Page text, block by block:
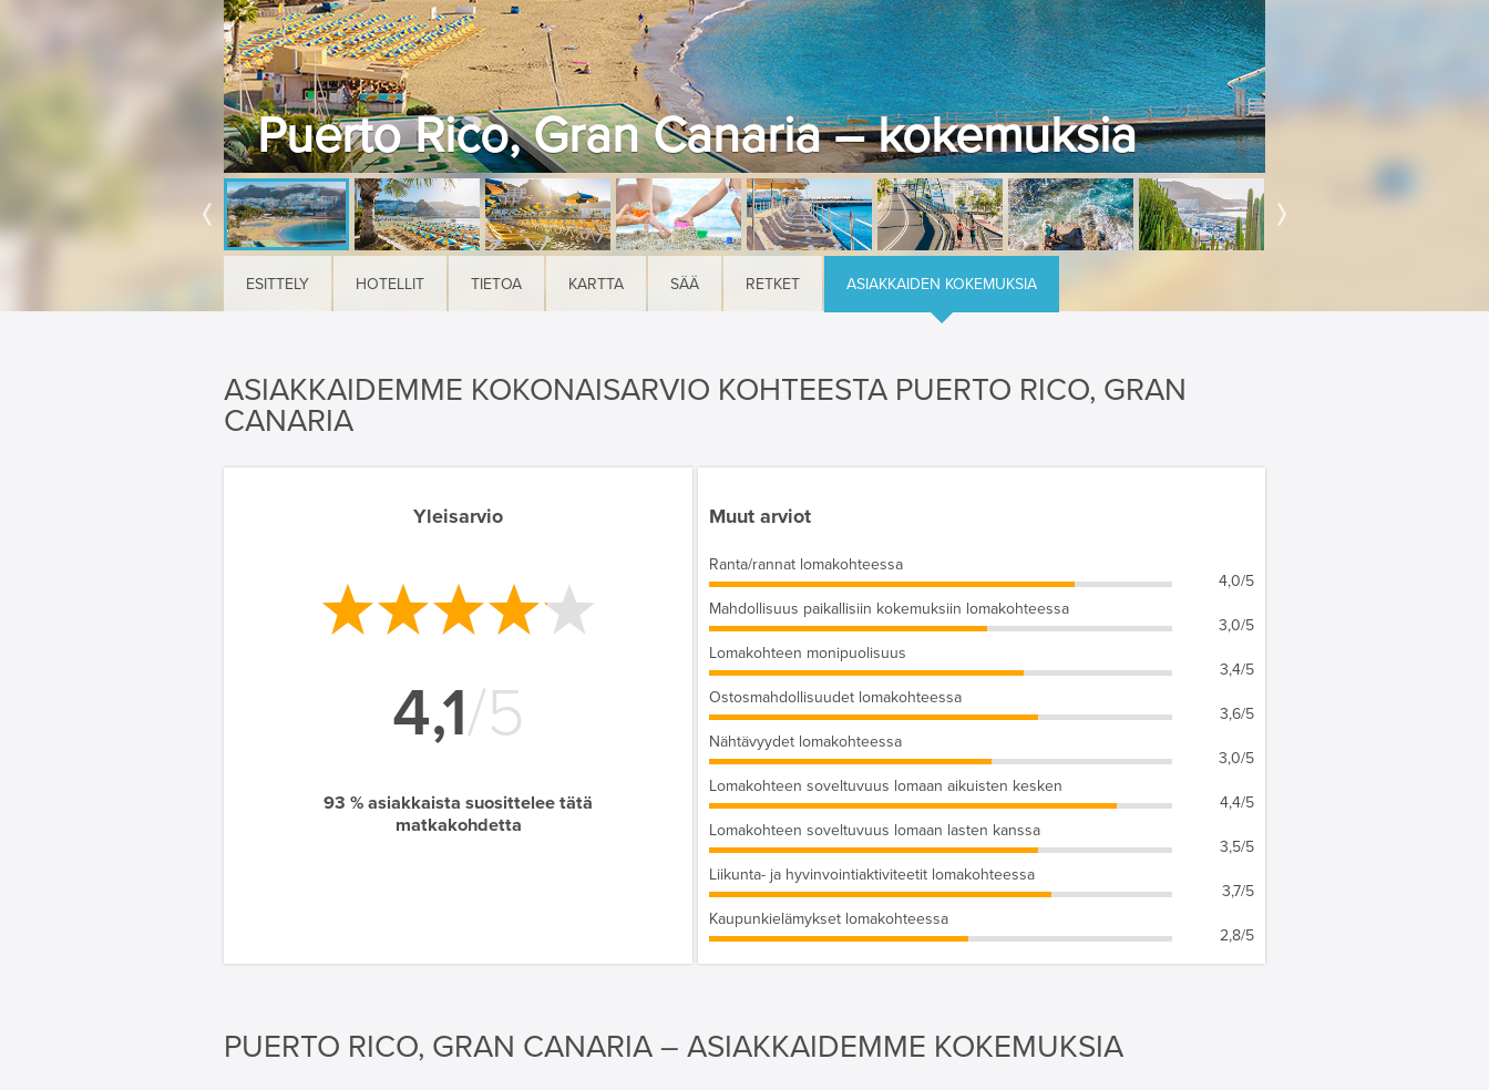
Puerto Rico, Gran Canaria – kokemuksia
ESITTELY HOTELLIT TIETOA KARTTA SÄÄ RETKET ASIAKKAIDEN KOKEMUKSIA
ASIAKKAIDEMME KOKONAISARVIO KOHTEESTA PUERTO RICO, GRAN
CANARIA
Yleisarvio
4,1/5
93 % asiakkaista suosittelee tätä
matkakohdetta
Muut arviot
Ranta/rannat lomakohteessa
4,0/5
Mahdollisuus paikallisiin kokemuksiin lomakohteessa
3,0/5
Lomakohteen monipuolisuus
3,4/5
Ostosmahdollisuudet lomakohteessa
3,6/5
Nähtävyydet lomakohteessa
3,0/5
Lomakohteen soveltuvuus lomaan aikuisten kesken
4,4/5
Lomakohteen soveltuvuus lomaan lasten kanssa
3,5/5
Liikunta- ja hyvinvointiaktiviteetit lomakohteessa
3,7/5
Kaupunkielämykset lomakohteessa
2,8/5
PUERTO RICO, GRAN CANARIA – ASIAKKAIDEMME KOKEMUKSIA